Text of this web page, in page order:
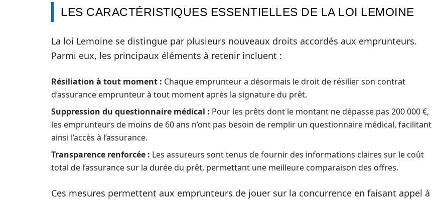
LES CARACTÉRISTIQUES ESSENTIELLES DE LA LOI LEMOINE
La loi Lemoine se distingue par plusieurs nouveaux droits accordés aux emprunteurs.
Parmi eux, les principaux éléments à retenir incluent :
Résiliation à tout moment : Chaque emprunteur a désormais le droit de résilier son contrat
d’assurance emprunteur à tout moment après la signature du prêt.
Suppression du questionnaire médical : Pour les prêts dont le montant ne dépasse pas 200 000 €,
les emprunteurs de moins de 60 ans n’ont pas besoin de remplir un questionnaire médical, facilitant
ainsi l’accès à l’assurance.
Transparence renforcée : Les assureurs sont tenus de fournir des informations claires sur le coût
total de l’assurance sur la durée du prêt, permettant une meilleure comparaison des offres.
Ces mesures permettent aux emprunteurs de jouer sur la concurrence en faisant appel à